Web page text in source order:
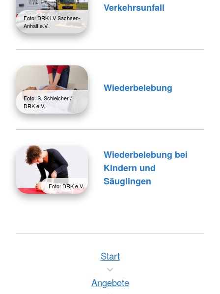
Foto: DRK LV Sachsen-
Anhalt e.V.
Verkehrsunfall
Foto: S. Schleicher /
DRK e.V.
Wiederbelebung
Foto: DRK e.V.
Wiederbelebung bei
Kindern und
Säuglingen
Start
Angebote